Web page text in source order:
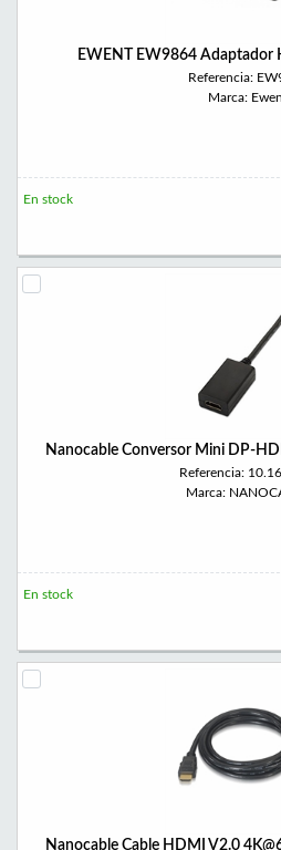
EWENT EW9864 Adaptador
Referencia:
Marca:
En stock
Nanocable Conversor Mini DP-
Referencia:
Marca:
En stock
Nanocable Cable HDMI V2.0